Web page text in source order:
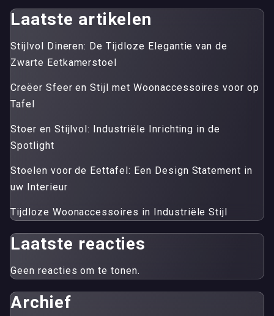
Laatste artikelen
Stijlvol Dineren: De Tijdloze Elegantie van de
Zwarte Eetkamerstoel
Creëer Sfeer en Stijl met Woonaccessoires voor op
Tafel
Stoer en Stijlvol: Industriële Inrichting in de
Spotlight
Stoelen voor de Eettafel: Een Design Statement in
uw Interieur
Tijdloze Woonaccessoires in Industriële Stijl
Laatste reacties
Geen reacties om te tonen.
Archief